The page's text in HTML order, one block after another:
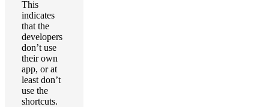
This
indicates
that the
developers
don’t use
their own
app, or at
least don’t
use the
shortcuts.